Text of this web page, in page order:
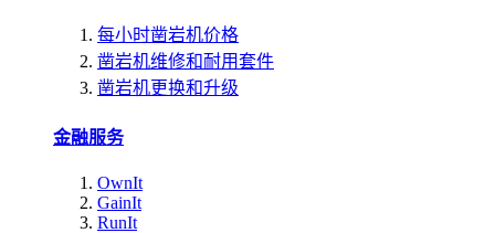
每小时凿岩机价格
凿岩机维修和耐用套件
凿岩机更换和升级
金融服务
OwnIt
GainIt
RunIt